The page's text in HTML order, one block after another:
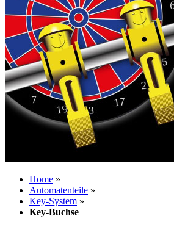
Home »
Automatenteile »
Key-System »
Key-Buchse